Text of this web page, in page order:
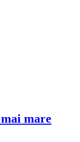
mare